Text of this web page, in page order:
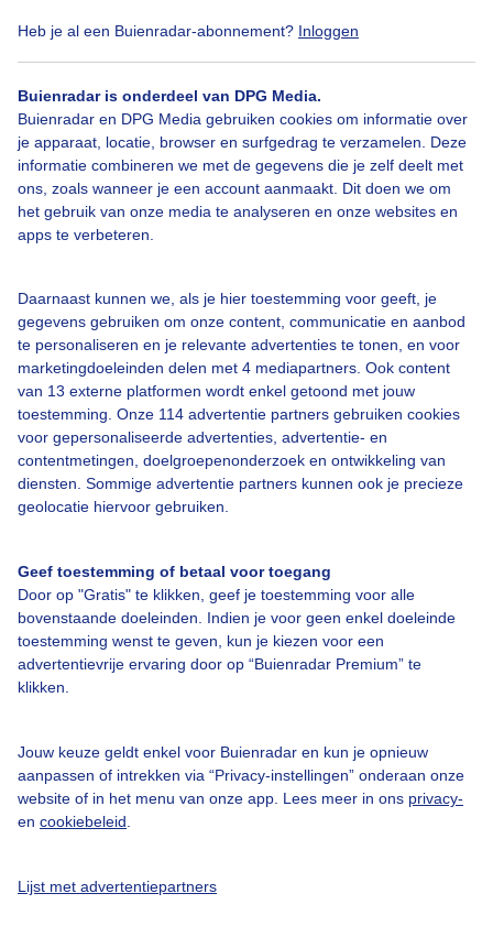
Heb je al een Buienradar-abonnement? Inloggen
Buienradar is onderdeel van DPG Media.
Buienradar en DPG Media gebruiken cookies om informatie over
je apparaat, locatie, browser en surfgedrag te verzamelen. Deze
informatie combineren we met de gegevens die je zelf deelt met
ons, zoals wanneer je een account aanmaakt. Dit doen we om
het gebruik van onze media te analyseren en onze websites en
apps te verbeteren.
Daarnaast kunnen we, als je hier toestemming voor geeft, je
gegevens gebruiken om onze content, communicatie en aanbod
te personaliseren en je relevante advertenties te tonen, en voor
marketingdoeleinden delen met 4 mediapartners. Ook content
van 13 externe platformen wordt enkel getoond met jouw
toestemming. Onze 114 advertentie partners gebruiken cookies
voor gepersonaliseerde advertenties, advertentie- en
contentmetingen, doelgroepenonderzoek en ontwikkeling van
diensten. Sommige advertentie partners kunnen ook je precieze
geolocatie hiervoor gebruiken.
Geef toestemming of betaal voor toegang
Door op "Gratis" te klikken, geef je toestemming voor alle
bovenstaande doeleinden. Indien je voor geen enkel doeleinde
toestemming wenst te geven, kun je kiezen voor een
advertentievrije ervaring door op “Buienradar Premium” te
klikken.
Jouw keuze geldt enkel voor Buienradar en kun je opnieuw
aanpassen of intrekken via “Privacy-instellingen” onderaan onze
website of in het menu van onze app. Lees meer in ons privacy-
en cookiebeleid
Lijst met advertentiepartners
Bekijk slideshow
Een moment geduld aub...
Over Buienradar
Veelgestelde vragen
Contact
Toegankelijkheid
Gebruikersvoorwaarden
Buienradar Team
Privacy beleid
Privacy instellingen